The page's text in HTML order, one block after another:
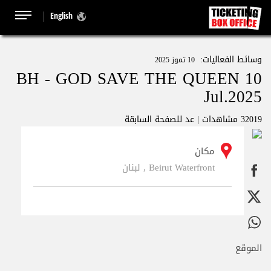
English
وسائط الفعاليات:
BH - GOD SAVE THE QUEEN 10
Jul.2025
32019 مشاهدات | عد للصفحة السابقة
مكان
Beirut Waterfront , لبنان
الموقع